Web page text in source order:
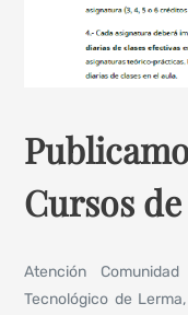
Cursos
Atención
Tecnológico de